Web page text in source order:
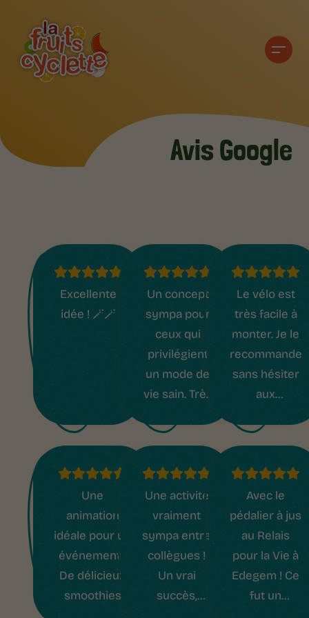
Avis Google
Excellente
idée ! 🪄🪄
Un concept
sympa pour
ceux qui
privilégient
un mode de
vie sain. Très
se place
partout. Le
vélo est plus
performant
qu'on ne le
pense, mais il
faut parfois
patienter un
Le vélo est
très facile à
monter. Je le
recommande
sans hésiter
aux
qui
allier
alimentation
saine et
exercice
physique. Le
vendeur est
très
Une
animation
idéale pour un
événement !
De délicieux
smoothies
Une activité
vraiment
sympa entre
collègues !
Un vrai
succès,
Avec le
pédalier à jus
au Relais
pour la Vie à
Edegem ! Ce
fut un